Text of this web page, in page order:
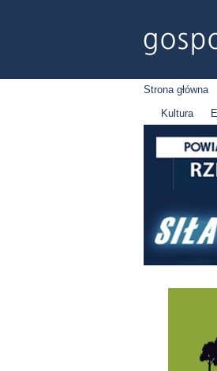
Strona główna
Kultura